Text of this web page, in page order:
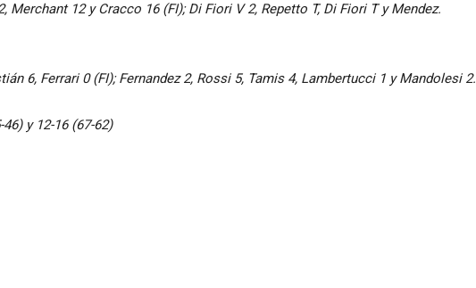
Merchant 12 y Cracco 16 (FI); Di Fiori V 2, Repetto T, Di Fiori T y Mendez.
6, Ferrari 0 (FI); Fernandez 2, Rossi 5, Tamis 4, Lambertucci 1 y Mandolesi 2.
y 12-16 (67-62)